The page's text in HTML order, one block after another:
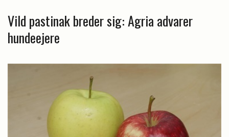
Vild pastinak breder sig: Agria advarer
hundeejere